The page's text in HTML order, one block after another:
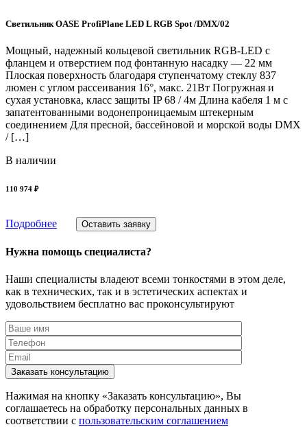
Светильник OASE ProfiPlane LED L RGB Spot /DMX/02
Мощный, надежный кольцевой светильник RGB-LED с
фланцем и отверстием под фонтанную насадку — 22 мм
Плоская поверхность благодаря ступенчатому стеклу 837
люмен с углом рассеивания 16°, макс. 21Вт Погружная и
сухая установка, класс защиты IP 68 / 4м Длина кабеля 1 м с
запатентованными водонепроницаемым штекерным
соединением Для пресной, бассейновой и морской воды DMX
/ […]
В наличии
110 974 ₽
Подробнее Оставить заявку
Нужна помощь специалиста?
Наши специалисты владеют всеми тонкостями в этом деле,
как в технических, так и в эстетических аспектах и
удовольствием бесплатно вас проконсультируют
Заказать консультацию
Нажимая на кнопку «Заказать консультацию», Вы
соглашаетесь на обработку персональных данных в
соответствии с пользовательским соглашением